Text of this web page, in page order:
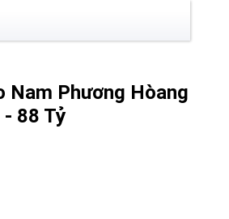
Nam Phương Hòang
88 Tỷ